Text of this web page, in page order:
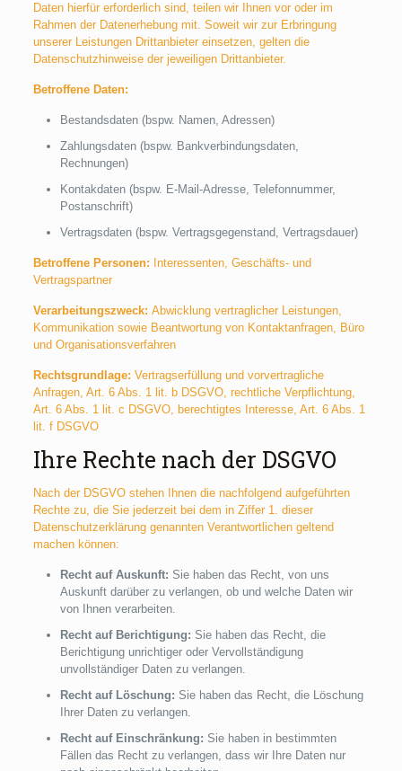
Daten hierfür erforderlich sind, teilen wir Ihnen vor oder im
Rahmen der Datenerhebung mit. Soweit wir zur Erbringung
unserer Leistungen Drittanbieter einsetzen, gelten die
Datenschutzhinweise der jeweiligen Drittanbieter.
Betroffene Daten:
Bestandsdaten (bspw. Namen, Adressen)
Zahlungsdaten (bspw. Bankverbindungsdaten,
Rechnungen)
Kontakdaten (bspw. E-Mail-Adresse, Telefonnummer,
Postanschrift)
Vertragsdaten (bspw. Vertragsgegenstand, Vertragsdauer)
Betroffene Personen: Interessenten, Geschäfts- und
Vertragspartner
Verarbeitungszweck: Abwicklung vertraglicher Leistungen,
Kommunikation sowie Beantwortung von Kontaktanfragen, Büro
und Organisationsverfahren
Rechtsgrundlage: Vertragserfüllung und vorvertragliche
Anfragen, Art. 6 Abs. 1 lit. b DSGVO, rechtliche Verpflichtung,
Art. 6 Abs. 1 lit. c DSGVO, berechtigtes Interesse, Art. 6 Abs. 1
lit. f DSGVO
Ihre Rechte nach der DSGVO
Nach der DSGVO stehen Ihnen die nachfolgend aufgeführten
Rechte zu, die Sie jederzeit bei dem in Ziffer 1. dieser
Datenschutzerklärung genannten Verantwortlichen geltend
machen können:
Recht auf Auskunft: Sie haben das Recht, von uns
Auskunft darüber zu verlangen, ob und welche Daten wir
von Ihnen verarbeiten.
Recht auf Berichtigung: Sie haben das Recht, die
Berichtigung unrichtiger oder Vervollständigung
unvollständiger Daten zu verlangen.
Recht auf Löschung: Sie haben das Recht, die Löschung
Ihrer Daten zu verlangen.
Recht auf Einschränkung: Sie haben in bestimmten
Fällen das Recht zu verlangen, dass wir Ihre Daten nur